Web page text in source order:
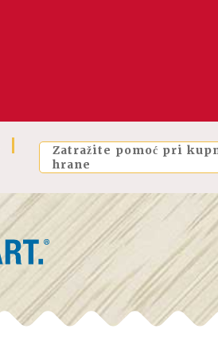
Zatražite pomoć pri
hrane